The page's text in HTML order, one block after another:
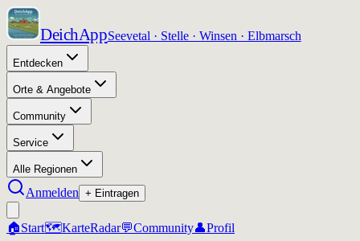
DeichAppSeevetal · Stelle · Winsen · Elbmarsch
Entdecken
Orte & Angebote
Community
Service
Alle Regionen
Anmelden + Eintragen
🏠Start🗺️KarteRadar💬Community👤Profil